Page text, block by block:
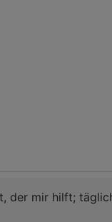
der mir hilft;